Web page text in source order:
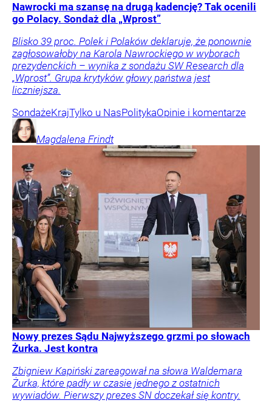
Nawrocki ma szansę na drugą kadencję? Tak ocenili
go Polacy. Sondaż dla „Wprost”
Blisko 39 proc. Polek i Polaków deklaruje, że ponownie
zagłosowałoby na Karola Nawrockiego w wyborach
prezydenckich – wynika z sondażu SW Research dla
„Wprost”. Grupa krytyków głowy państwa jest
liczniejsza.
SondażeKrajTylko u NasPolitykaOpinie i komentarze
Magdalena Frindt
Nowy prezes Sądu Najwyższego grzmi po słowach
Żurka. Jest kontra
Zbigniew Kapiński zareagował na słowa Waldemara
Żurka, które padły w czasie jednego z ostatnich
wywiadów. Pierwszy prezes SN doczekał się kontry.